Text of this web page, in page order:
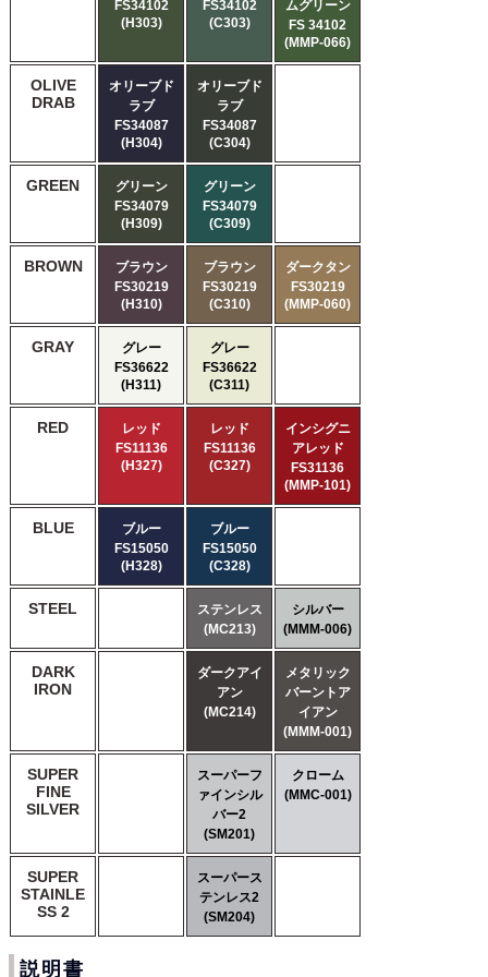
FS34102
(H303)
FS34102
(C303)
ムグリーン
FS 34102
(MMP-066)
OLIVE
DRAB
オリーブド
ラブ
FS34087
(H304)
オリーブド
ラブ
FS34087
(C304)
GREEN
グリーン
FS34079
(H309)
グリーン
FS34079
(C309)
BROWN
ブラウン
FS30219
(H310)
ブラウン
FS30219
(C310)
ダークタン
FS30219
(MMP-060)
GRAY
グレー
FS36622
(H311)
グレー
FS36622
(C311)
RED
レッド
FS11136
(H327)
レッド
FS11136
(C327)
インシグニ
アレッド
FS31136
(MMP-101)
BLUE
ブルー
FS15050
(H328)
ブルー
FS15050
(C328)
STEEL
ステンレス
(MC213)
シルバー
(MMM-006)
DARK
IRON
ダークアイ
アン
(MC214)
メタリック
バーントア
イアン
(MMM-001)
SUPER
FINE
SILVER
スーパーフ
ァインシル
バー2
(SM201)
クローム
(MMC-001)
SUPER
STAINLE
SS 2
スーパース
テンレス2
(SM204)
説明書